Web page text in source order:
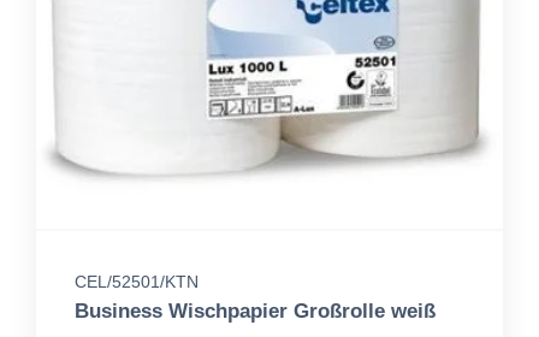
CEL/52501/KTN
Business Wischpapier Großrolle weiß